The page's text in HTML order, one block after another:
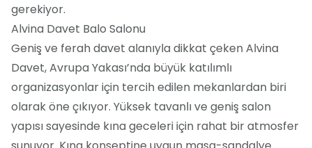
gerekiyor.
Alvina Davet Balo Salonu
Geniş ve ferah davet alanıyla dikkat çeken Alvina
Davet, Avrupa Yakası’nda büyük katılımlı
organizasyonlar için tercih edilen mekanlardan biri
olarak öne çıkıyor. Yüksek tavanlı ve geniş salon
yapısı sayesinde kına geceleri için rahat bir atmosfer